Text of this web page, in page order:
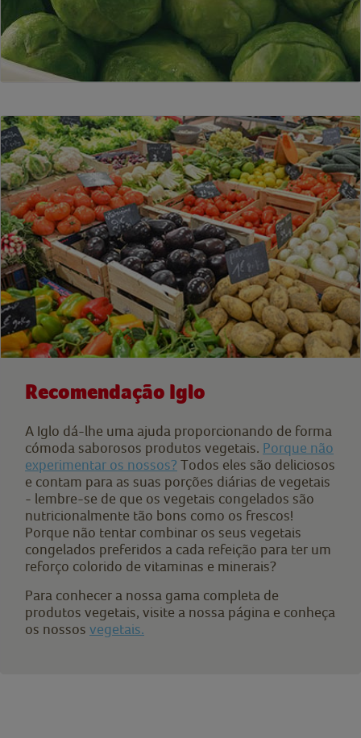
Recomendação Iglo
A Iglo dá-lhe uma ajuda proporcionando de forma
cómoda saborosos produtos vegetais. Porque não
experimentar os nossos? Todos eles são deliciosos
e contam para as suas porções diárias de vegetais
- lembre-se de que os vegetais congelados são
nutricionalmente tão bons como os frescos!
Porque não tentar combinar os seus vegetais
congelados preferidos a cada refeição para ter um
reforço colorido de vitaminas e minerais?
Para conhecer a nossa gama completa de
produtos vegetais, visite a nossa página e conheça
os nossos vegetais.